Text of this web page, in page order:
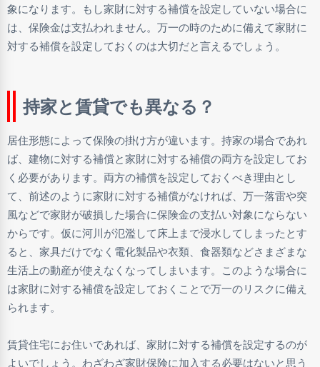
象になります。もし家財に対する補償を設定していない場合に
は、保険金は支払われません。万一の時のために備えて家財に
対する補償を設定しておくのは大切だと言えるでしょう。
持家と賃貸でも異なる？
居住形態によって保険の掛け方が違います。持家の場合であれ
ば、建物に対する補償と家財に対する補償の両方を設定してお
く必要があります。両方の補償を設定しておくべき理由とし
て、前述のように家財に対する補償がなければ、万一落雷や突
風などで家財が破損した場合に保険金の支払い対象にならない
からです。仮に河川が氾濫して床上まで浸水してしまったとす
ると、家具だけでなく電化製品や衣類、食器類などさまざまな
生活上の動産が使えなくなってしまいます。このような場合に
は家財に対する補償を設定しておくことで万一のリスクに備え
られます。
賃貸住宅にお住いであれば、家財に対する補償を設定するのが
よいでしょう。わざわざ家財保険に加入する必要はないと思う